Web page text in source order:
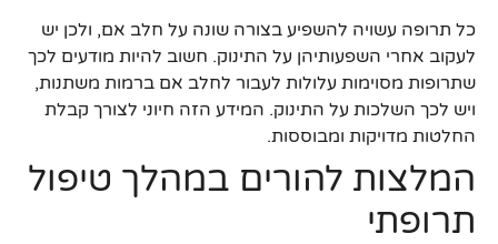
כל תרופה עשויה להשפיע בצורה שונה על חלב אם, ולכן יש
לעקוב אחרי השפעותיהן על התינוק. חשוב להיות מודעים לכך
שתרופות מסוימות עלולות לעבור לחלב אם ברמות משתנות,
ויש לכך השלכות על התינוק. המידע הזה חיוני לצורך קבלת
החלטות מדויקות ומבוססות.
המלצות להורים במהלך טיפול
תרופתי